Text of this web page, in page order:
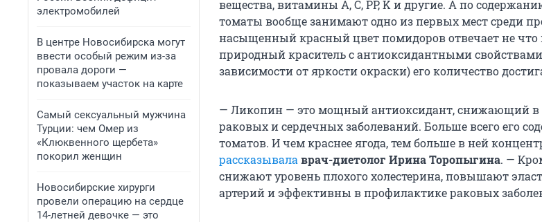
электромобилей
В центре Новосибирска могут
ввести особый режим из-за
провала дороги —
показываем участок на карте
Самый сексуальный мужчина
Турции: чем Омер из
«Клюквенного щербета»
покорил женщин
Новосибирские хирурги
провели операцию на сердце
14-летней девочке — это
вещества, витамины A, C, PP, K и другие. А по
томаты вообще занимают одно из первых мест среди
насыщенный красный цвет помидоров отвечает не что
природный краситель с антиоксидантными
зависимости от яркости окраски) его количество
— Ликопин — это мощный антиоксидант, снижающий в
раковых и сердечных заболеваний. Больше всего его
томатов. И чем краснее ягода, тем больше в ней
рассказывала врач-диетолог Ирина Торопыгина. —
снижают уровень плохого холестерина, повышают
артерий и эффективны в профилактике раковых